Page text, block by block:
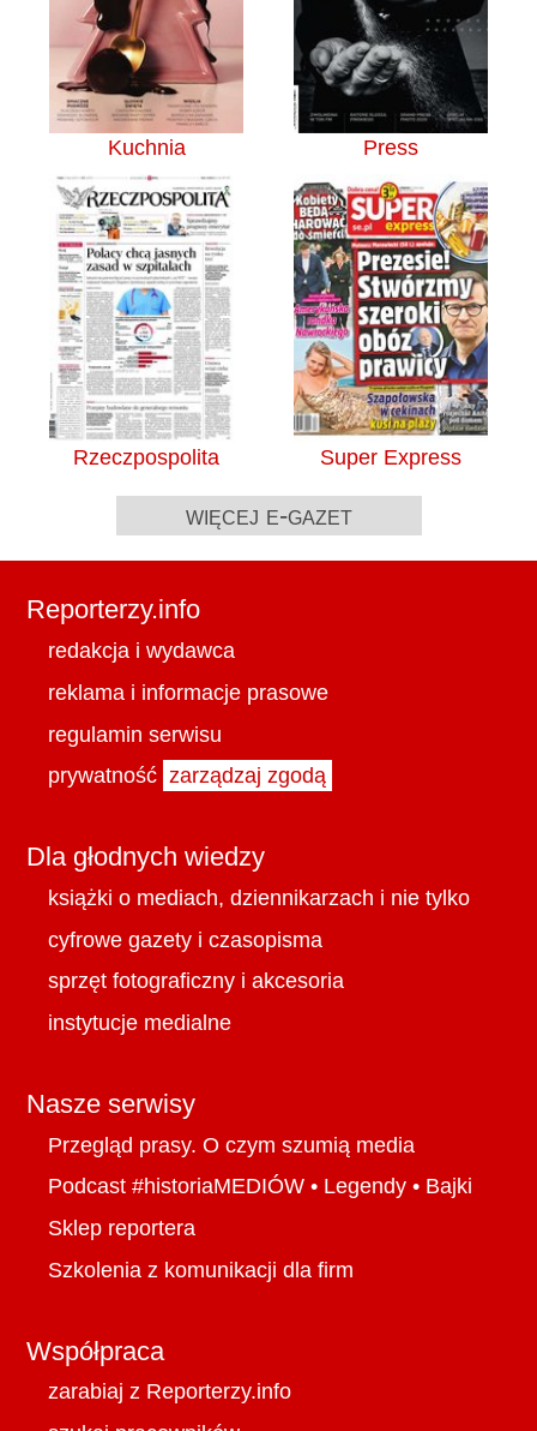
Kuchnia Press
Rzeczpospolita Super Express
więcej e-gazet
Reporterzy.info
redakcja i wydawca
reklama i informacje prasowe
regulamin serwisu
prywatność zarządzaj zgodą
Dla głodnych wiedzy
książki o mediach, dziennikarzach i nie tylko
cyfrowe gazety i czasopisma
sprzęt fotograficzny i akcesoria
instytucje medialne
Nasze serwisy
Przegląd prasy. O czym szumią media
Podcast #historiaMEDIÓW • Legendy • Bajki
Sklep reportera
Szkolenia z komunikacji dla firm
Współpraca
zarabiaj z Reporterzy.info